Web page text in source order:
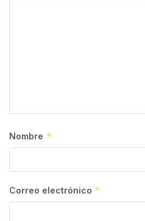
Nombre *
Correo electrónico *